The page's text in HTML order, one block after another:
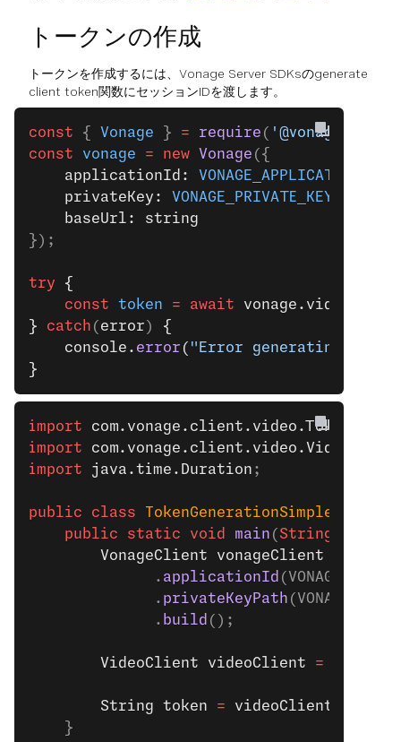
トークンの作成
トークンを作成するには、Vonage Server SDKsのgenerate
client token関数にセッションIDを渡します。
const { Vonage } = require ( '@vonage/
const vonage = new Vonage ({
    applicationId:
VONAGE_APPLICATION_ID
    privateKey:
VONAGE_PRIVATE_KEY
    baseUrl: string
});
try {
    const
token = await vonage.video.
} catch ( error ) {
    console.
error ( "Error generating
}
import
import
import java.time.Duration ;
public class TokenGenerationSimple
	public
static void main ( String
		VonageClient
vonageClient
			  .
applicationId
			  .
privateKeyPath
			  .
build ();
		VideoClient
videoClient =
		String
token = videoClient
	}